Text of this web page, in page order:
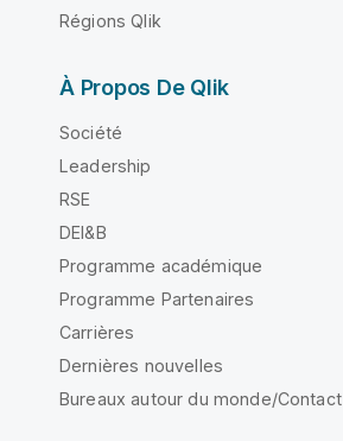
Régions Qlik
À Propos De Qlik
Société
Leadership
RSE
DEI&B
Programme académique
Programme Partenaires
Carrières
Dernières nouvelles
Bureaux autour du monde/Contact